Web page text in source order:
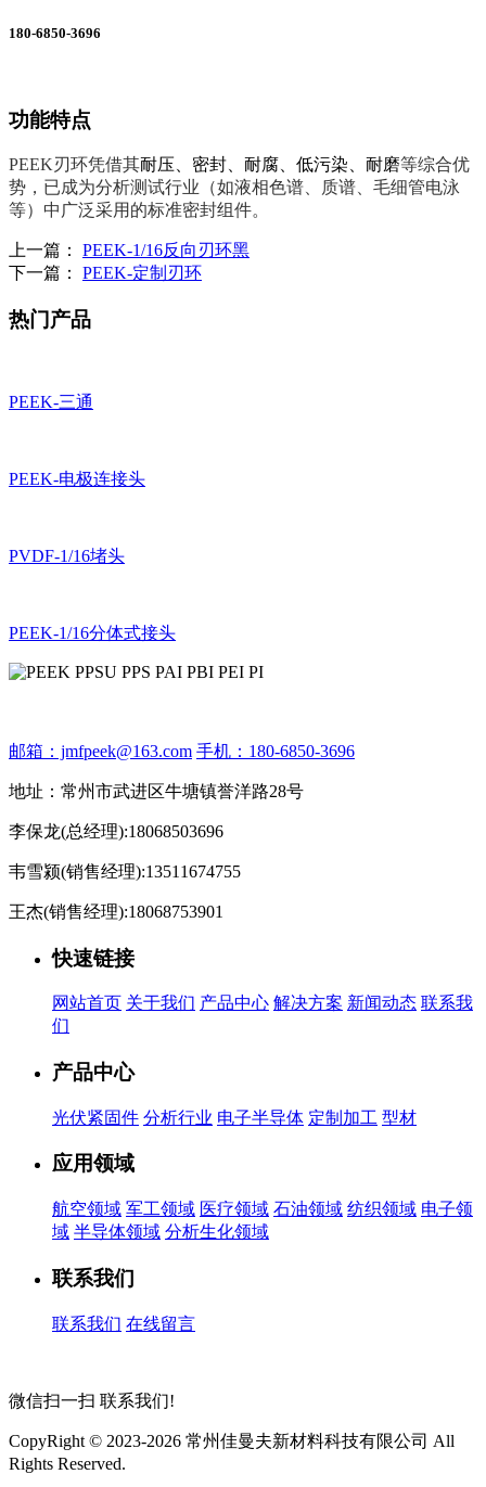
180-6850-3696
功能特点
PEEK刃环凭借其‌耐压、密封、耐腐、低污染、耐磨‌等综合优
势，已成为分析测试行业（如液相色谱、质谱、毛细管电泳
等）中广泛采用的标准密封组件‌。
上一篇： PEEK-1/16反向刃环黑
下一篇： PEEK-定制刃环
热门产品
PEEK-三通
PEEK-电极连接头
PVDF-1/16堵头
PEEK-1/16分体式接头
邮箱：jmfpeek@163.com 手机：180-6850-3696
地址：常州市武进区牛塘镇誉洋路28号
李保龙(总经理):18068503696
韦雪颍(销售经理):13511674755
王杰(销售经理):18068753901
快速链接
网站首页 关于我们 产品中心 解决方案 新闻动态 联系我
们
产品中心
光伏紧固件 分析行业 电子半导体 定制加工 型材
应用领域
航空领域 军工领域 医疗领域 石油领域 纺织领域 电子领
域 半导体领域 分析生化领域
联系我们
联系我们 在线留言
微信扫一扫 联系我们!
CopyRight © 2023-2026 常州佳曼夫新材料科技有限公司 All
Rights Reserved.